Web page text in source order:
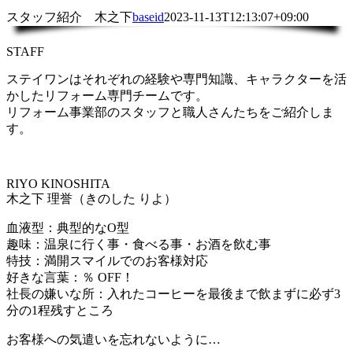
スタッフ紹介 木之下baseid2023-11-13T12:13:07+09:00
STAFF
ステイワンはそれぞれの経験や専門知識、キャラクターを活
かしたリフォーム専門チームです。
リフォーム事業部のスタッフと職人さんたちをご紹介しま
す。
RIYO KINOSHITA
木之下 理誉（きのした りよ）
血液型：典型的なO型
趣味：温泉に行く事・食べる事・お酒を飲む事
特技：満開スマイルでのお客様対応
好きな言葉：％ OFF！
社長の嫌いな所：入れたコーヒーを最後まで飲まずに必ず3
分の1程残すところ
お客様への気遣いを忘れないように…